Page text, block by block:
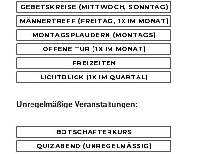
GEBETSKREISE (MITTWOCH, SONNTAG)
MÄNNERTREFF (FREITAG, 1X IM MONAT)
MONTAGSPLAUDERN (MONTAGS)
OFFENE TÜR (1X IM MONAT)
FREIZEITEN
LICHTBLICK (1X IM QUARTAL)
Unregelmäßige Veranstaltungen:
BOTSCHAFTERKURS
QUIZABEND (UNREGELMÄSSIG)